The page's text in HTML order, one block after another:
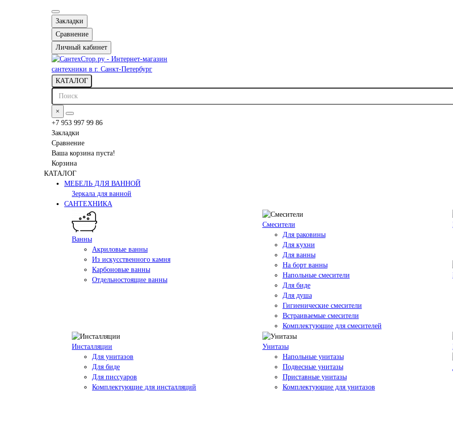
Закладки
Сравнение
Личный кабинет
КАТАЛОГ
×
+7 953 997 99 86
Закладки
Сравнение
Ваша корзина пуста!
Корзина
КАТАЛОГ
МЕБЕЛЬ ДЛЯ ВАННОЙ
Зеркала для ванной
САНТЕХНИКА
Ванны
Акриловые ванны
Из искусственного камня
Карбоновые ванны
Отдельностоящие ванны
Смесители
Для раковины
Для кухни
Для ванны
На борт ванны
Напольные смесители
Для биде
Для душа
Гигиенические смесители
Встраиваемые смесители
Комплектующие для смесителей
Инсталляции
Для унитазов
Для биде
Для писсуаров
Комплектующие для инсталляций
Унитазы
Напольные унитазы
Подвесные унитазы
Приставные унитазы
Комплектующие для унитазов